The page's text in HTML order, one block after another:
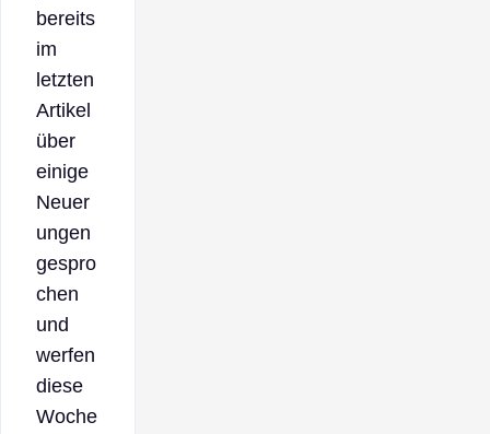
bereits
im
letzten
Artikel
über
einige
Neuer
ungen
gespro
chen
und
werfen
diese
Woche